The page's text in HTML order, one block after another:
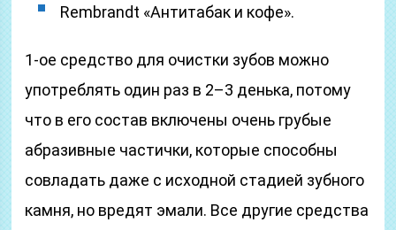
Rembrandt «Антитабак и кофе».
1-ое средство для очистки зубов можно
употреблять один раз в 2–3 денька, потому
что в его состав включены очень грубые
абразивные частички, которые способны
совладать даже с исходной стадией зубного
камня, но вредят эмали. Все другие средства